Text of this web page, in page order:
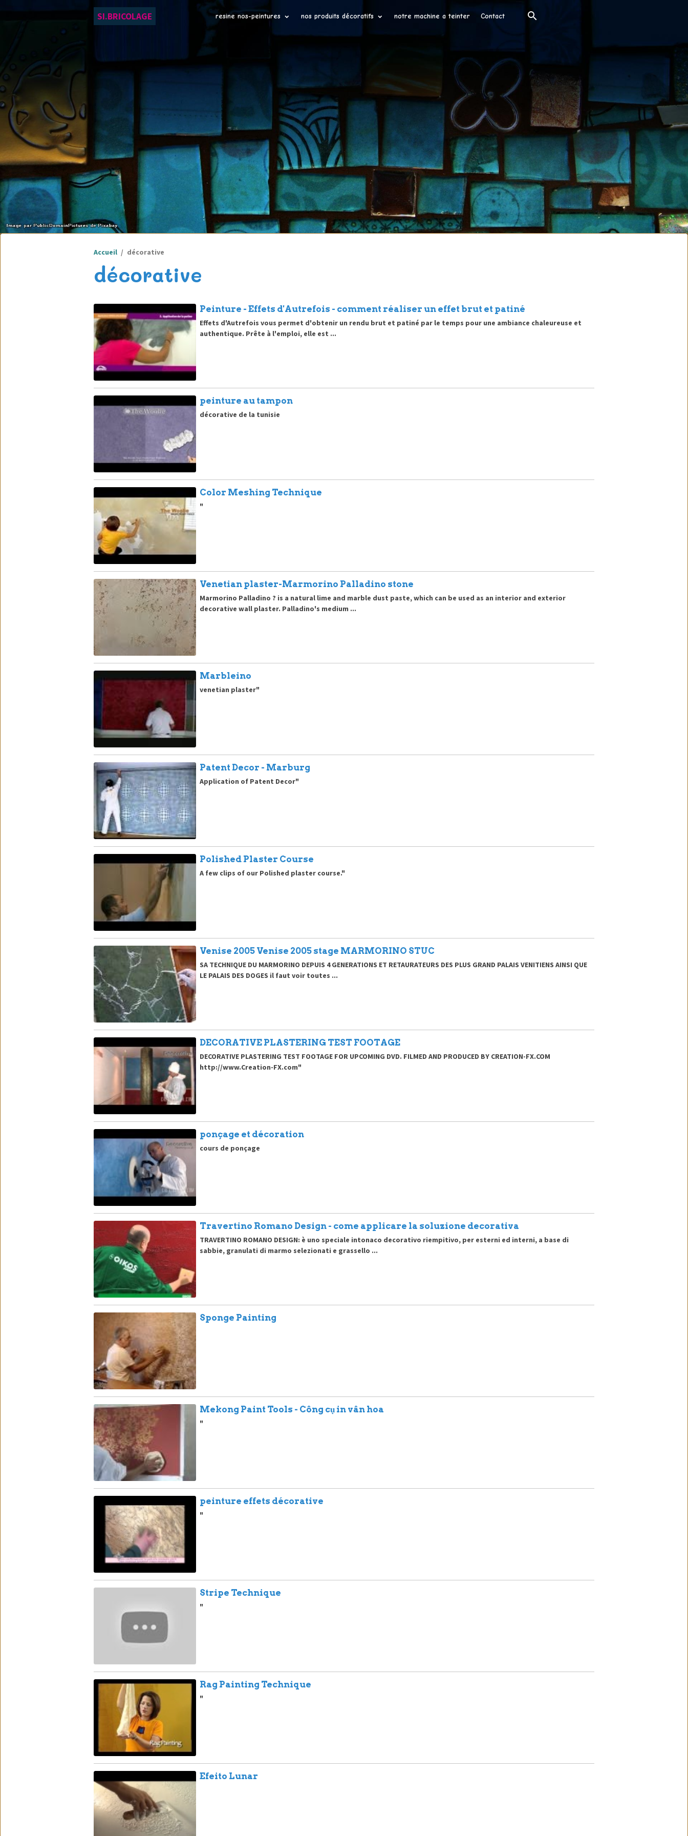
SI.BRICOLAGE resine nos-peintures nos produits décoratifs notre machine a teinter Contact
Accueil décorative
décorative
Peinture - Effets d'Autrefois - comment réaliser un effet brut et patiné
Effets d'Autrefois vous permet d'obtenir un rendu brut et patiné par le temps pour une ambiance chaleureuse et
authentique. Prête à l'emploi, elle est ...
peinture au tampon
décorative de la tunisie
Color Meshing Technique
"
Venetian plaster-Marmorino Palladino stone
Marmorino Palladino ? is a natural lime and marble dust paste, which can be used as an interior and exterior
decorative wall plaster. Palladino's medium ...
Marbleino
venetian plaster"
Patent Decor - Marburg
Application of Patent Decor"
Polished Plaster Course
A few clips of our Polished plaster course."
Venise 2005 Venise 2005 stage MARMORINO STUC
SA TECHNIQUE DU MARMORINO DEPUIS 4 GENERATIONS ET RETAURATEURS DES PLUS GRAND PALAIS VENITIENS AINSI QUE
LE PALAIS DES DOGES il faut voir toutes ...
DECORATIVE PLASTERING TEST FOOTAGE
DECORATIVE PLASTERING TEST FOOTAGE FOR UPCOMING DVD. FILMED AND PRODUCED BY CREATION-FX.COM
http://www.Creation-FX.com"
ponçage et décoration
cours de ponçage
Travertino Romano Design - come applicare la soluzione decorativa
TRAVERTINO ROMANO DESIGN: è uno speciale intonaco decorativo riempitivo, per esterni ed interni, a base di
sabbie, granulati di marmo selezionati e grassello ...
Sponge Painting
Mekong Paint Tools - Công cụ in vân hoa
"
peinture effets décorative
"
Stripe Technique
"
Rag Painting Technique
"
Efeito Lunar